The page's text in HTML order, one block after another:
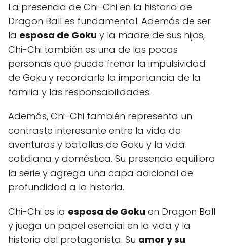
La presencia de Chi-Chi en la historia de
Dragon Ball es fundamental. Además de ser
la esposa de Goku y la madre de sus hijos,
Chi-Chi también es una de las pocas
personas que puede frenar la impulsividad
de Goku y recordarle la importancia de la
familia y las responsabilidades.
Además, Chi-Chi también representa un
contraste interesante entre la vida de
aventuras y batallas de Goku y la vida
cotidiana y doméstica. Su presencia equilibra
la serie y agrega una capa adicional de
profundidad a la historia.
Chi-Chi es la esposa de Goku en Dragon Ball
y juega un papel esencial en la vida y la
historia del protagonista. Su amor y su